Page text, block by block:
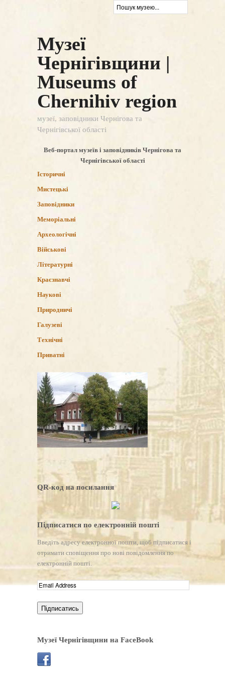
Музеї
Чернігівщини |
Museums of
Chernihiv region
музеї, заповідники Чернігова та
Чернігівської області
Веб-портал музеїв і заповідників Чернігова та
Чернігівської області
Історичні
Мистецькі
Заповідники
Меморіальні
Археологічні
Військові
Літературні
Краєзнавчі
Наукові
Природничі
Галузеві
Технічні
Приватні
QR-код на посилання
Підписатися по електронній пошті
Введіть адресу електронної пошти, щоб підписатися і
отримати сповіщення про нові повідомлення по
електронній пошті.
Музеї Чернігівщини на FaceBook